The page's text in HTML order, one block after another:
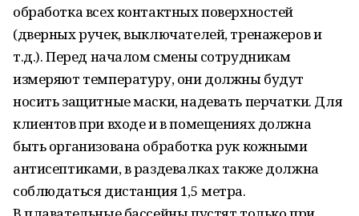
обработка всех контактных поверхностей
(дверных ручек, выключателей, тренажеров и
т.д.). Перед началом смены сотрудникам
измеряют температуру, они должны будут
носить защитные маски, надевать перчатки. Для
клиентов при входе и в помещениях должна
быть организована обработка рук кожными
антисептиками, в раздевалках также должна
соблюдаться дистанция 1,5 метра.